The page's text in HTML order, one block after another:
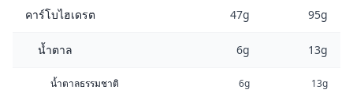
คาร์โบไฮเดรต 47g 95g
น้ำตาล 6g 13g
น้ำตาลธรรมชาติ 6g 13g